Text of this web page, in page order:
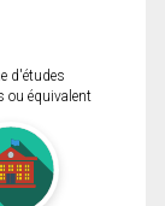
d'études
ou équivalent